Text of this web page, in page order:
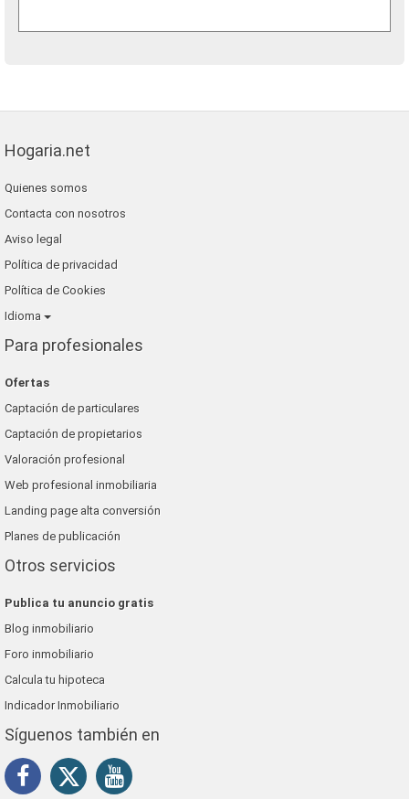
Hogaria.net
Quienes somos
Contacta con nosotros
Aviso legal
Política de privacidad
Política de Cookies
Idioma
Para profesionales
Ofertas
Captación de particulares
Captación de propietarios
Valoración profesional
Web profesional inmobiliaria
Landing page alta conversión
Planes de publicación
Otros servicios
Publica tu anuncio gratis
Blog inmobiliario
Foro inmobiliario
Calcula tu hipoteca
Indicador Inmobiliario
Síguenos también en